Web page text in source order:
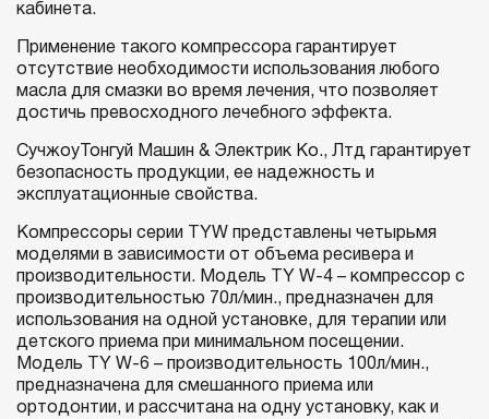
кабинета.
Применение такого компрессора гарантирует
отсутствие необходимости использования любого
масла для смазки во время лечения, что позволяет
достичь превосходного лечебного эффекта.
СучжоуТонгуй Машин & Электрик Ко., Лтд гарантирует
безопасность продукции, ее надежность и
эксплуатационные свойства.
Компрессоры серии TYW представлены четырьмя
моделями в зависимости от объема ресивера и
производительности. Модель TY W-4 – компрессор с
производительностью 70л/мин., предназначен для
использования на одной установке, для терапии или
детского приема при минимальном посещении.
Модель TY W-6 – производительность 100л/мин.,
предназначена для смешанного приема или
ортодонтии, и рассчитана на одну установку, как и